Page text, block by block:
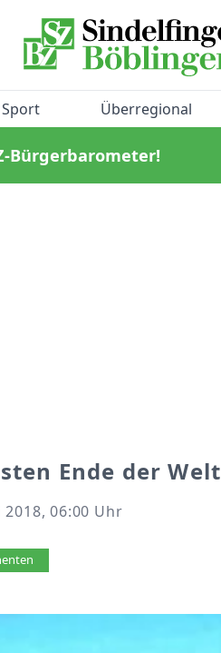
Sport Überregional
Bürgerbarometer!
Ende der Welt
2018, 06:00 Uhr